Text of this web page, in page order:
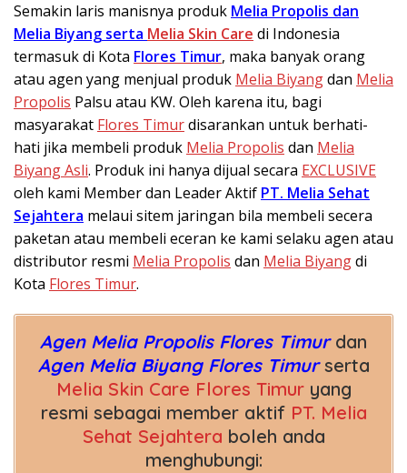
Semakin laris manisnya produk Melia Propolis dan
Melia Biyang serta Melia Skin Care di Indonesia
termasuk di Kota Flores Timur, maka banyak orang
atau agen yang menjual produk Melia Biyangdan Melia
Propolis Palsu atau KW. Oleh karena itu, bagi
masyarakat Flores Timurdisarankan untuk berhati-
hati jika membeli produk Melia Propolis dan Melia
Biyang Asli. Produk ini hanya dijual secara EXCLUSIVE
oleh kami Member dan Leader Aktif PT. Melia Sehat
Sejahtera melaui sitem jaringan bila membeli secera
paketan atau membeli eceran ke kami selaku agen atau
distributor resmi Melia Propolis dan Melia Biyangdi
Kota Flores Timur.
Agen Melia Propolis Flores Timurdan
Agen Melia Biyang Flores Timurserta
Melia Skin Care Flores Timuryang
resmi sebagai member aktif PT. Melia
Sehat Sejahtera boleh anda
menghubungi: